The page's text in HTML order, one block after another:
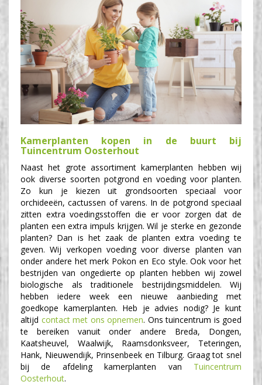
Kamerplanten kopen in de buurt bij
Tuincentrum Oosterhout
Naast het grote assortiment kamerplanten hebben wij
ook diverse soorten potgrond en voeding voor planten.
Zo kun je kiezen uit grondsoorten speciaal voor
orchideeën, cactussen of varens. In de potgrond speciaal
zitten extra voedingsstoffen die er voor zorgen dat de
planten een extra impuls krijgen. Wil je sterke en gezonde
planten? Dan is het zaak de planten extra voeding te
geven. Wij verkopen voeding voor diverse planten van
onder andere het merk Pokon en Eco style. Ook voor het
bestrijden van ongedierte op planten hebben wij zowel
biologische als traditionele bestrijdingsmiddelen. Wij
hebben iedere week een nieuwe aanbieding met
goedkope kamerplanten. Heb je advies nodig? Je kunt
altijd contact met ons opnemen. Ons tuincentrum is goed
te bereiken vanuit onder andere Breda, Dongen,
Kaatsheuvel, Waalwijk, Raamsdonksveer, Teteringen,
Hank, Nieuwendijk, Prinsenbeek en Tilburg. Graag tot snel
bij de afdeling kamerplanten van Tuincentrum
Oosterhout.